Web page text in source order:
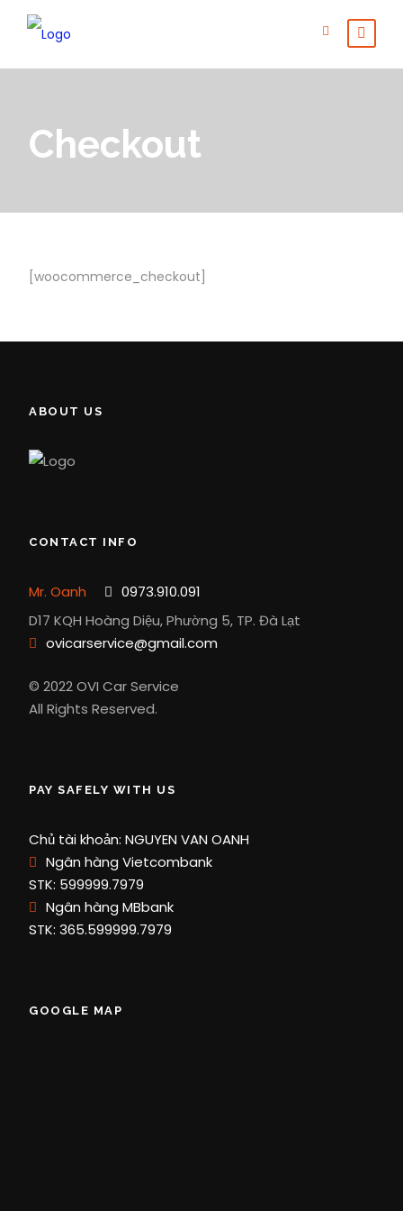
Checkout
[woocommerce_checkout]
ABOUT US
CONTACT INFO
Mr. Oanh
0973.910.091
D17 KQH Hoàng Diệu, Phường 5, TP. Đà Lạt
ovicarservice@gmail.com
© 2022 OVI Car Service
All Rights Reserved.
PAY SAFELY WITH US
Chủ tài khoản: NGUYEN VAN OANH
Ngân hàng Vietcombank
STK: 599999.7979
Ngân hàng MBbank
STK: 365.599999.7979
GOOGLE MAP